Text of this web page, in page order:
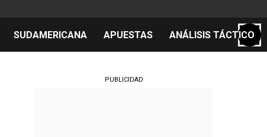
SUDAMERICANA APUESTAS ANÁLISIS TÁCTICO
PUBLICIDAD